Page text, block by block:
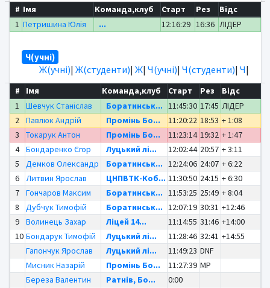
# Імя Команда,клуб Старт Рез
Відс
1 Петришина Юлія ... 12:16:29 16:36 ЛІДЕР
Ч(учні)
Ж(учні)| Ж(студенти)| Ж| Ч(учні)| Ч(студенти)| Ч|
# Імя Команда,клуб Старт Рез
Відс
1
Шевчук Станіслав Боратинськ... 11:45:30 17:45 ЛІДЕР
2
Павлюк Андрій Промінь Бо... 11:20:22 18:53 + 1:08
3
Токарук Антон Промінь Бо... 11:23:14 19:32 + 1:47
4
Бондаренко Єгор Луцький лі... 12:02:44 20:57 + 3:11
5
Демков Олександр Боратинськ... 12:24:06 24:07 + 6:22
6
Литвин Ярослав ЦНПВТК-Коб... 11:30:50 24:15 + 6:30
7
Гончаров Максим Боратинськ... 11:53:25 25:49 + 8:04
8
Дубчук Тимофій Боратинськ... 12:07:19 30:31 +12:46
9
Волинець Захар Ліцей 14... 11:14:55 31:46 +14:00
10 Бондарук Тимофій Луцький лі... 11:28:46 32:41 +14:55
Гапончук Ярослав
Луцький лі... 11:49:23 DNF
Мисник Назарій
Промінь Бо... 11:27:39 MP
Береза Валентин
Ратнів, Бо...
0:00